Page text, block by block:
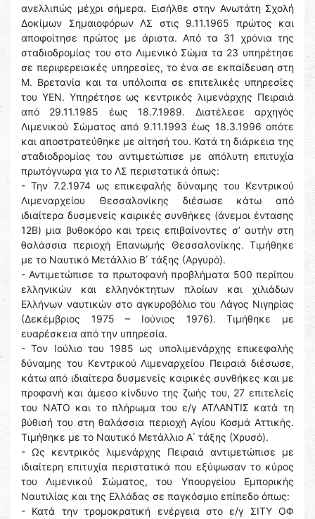
ανελλιπώς μέχρι σήμερα. Εισήλθε στην Ανωτάτη Σχολή
Δοκίμων Σημαιοφόρων ΛΣ στις 9.11.1965 πρώτος και
αποφοίτησε πρώτος με άριστα. Από τα 31 χρόνια της
σταδιοδρομίας του στο Λιμενικό Σώμα τα 23 υπηρέτησε
σε περιφερειακές υπηρεσίες, το ένα σε εκπαίδευση στη
Μ. Βρετανία και τα υπόλοιπα σε επιτελικές υπηρεσίες
του ΥΕΝ. Υπηρέτησε ως κεντρικός λιμενάρχης Πειραιά
από 29.11.1985 έως 18.7.1989. Διατέλεσε αρχηγός
Λιμενικού Σώματος από 9.11.1993 έως 18.3.1996 οπότε
και αποστρατεύθηκε με αίτησή του. Κατά τη διάρκεια της
σταδιοδρομίας του αντιμετώπισε με απόλυτη επιτυχία
πρωτόγνωρα για το ΛΣ περιστατικά όπως:
- Την 7.2.1974 ως επικεφαλής δύναμης του Κεντρικού
Λιμεναρχείου Θεσσαλονίκης διέσωσε κάτω από
ιδιαίτερα δυσμενείς καιρικές συνθήκες (άνεμοι έντασης
12B) μια βυθοκόρο και τρεις επιβαίνοντες σ’ αυτήν στη
θαλάσσια περιοχή Επανωμής Θεσσαλονίκης. Τιμήθηκε
με το Ναυτικό Μετάλλιο Β΄ τάξης (Αργυρό).
- Αντιμετώπισε τα πρωτοφανή προβλήματα 500 περίπου
ελληνικών και ελληνόκτητων πλοίων και χιλιάδων
Ελλήνων ναυτικών στο αγκυροβόλιο του Λάγος Νιγηρίας
(Δεκέμβριος 1975 – Ιούνιος 1976). Τιμήθηκε με
ευαρέσκεια από την υπηρεσία.
- Τον Ιούλιο του 1985 ως υπολιμενάρχης επικεφαλής
δύναμης του Κεντρικού Λιμεναρχείου Πειραιά διέσωσε,
κάτω από ιδιαίτερα δυσμενείς καιρικές συνθήκες και με
προφανή και άμεσο κίνδυνο της ζωής του, 27 επιτελείς
του ΝΑΤΟ και το πλήρωμα του ε/γ ΑΤΛΑΝΤΙΣ κατά τη
βύθισή του στη θαλάσσια περιοχή Αγίου Κοσμά Αττικής.
Τιμήθηκε με το Ναυτικό Μετάλλιο Α΄ τάξης (Χρυσό).
- Ως κεντρικός λιμενάρχης Πειραιά αντιμετώπισε με
ιδιαίτερη επιτυχία περιστατικά που εξύψωσαν το κύρος
του Λιμενικού Σώματος, του Υπουργείου Εμπορικής
Ναυτιλίας και της Ελλάδας σε παγκόσμιο επίπεδο όπως:
- Κατά την τρομοκρατική ενέργεια στο ε/γ ΣΙΤΥ ΟΦ